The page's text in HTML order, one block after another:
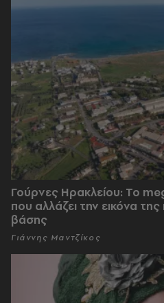
Γούρνες Ηρακλείου: To
που αλλάζει την εικόνα
βάσης
Γιάννης Μαντζίκος